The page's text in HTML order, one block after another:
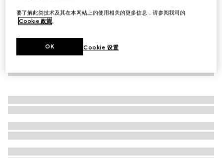
要了解此类技术及其在本网站上的使用相关的更多信息，请参阅我司的
Cookie 政策。
Cookie 设置
OK